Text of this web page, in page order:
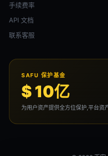
手续费率
API 文档
联系客服
SAFU 保护基金
$ 10亿
为用户资产提供全方位保护,平台资